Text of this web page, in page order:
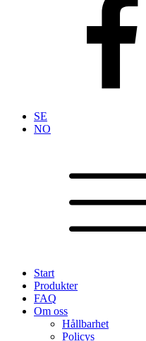
SE
NO
Start
Produkter
FAQ
Om oss
Hållbarhet
Policys